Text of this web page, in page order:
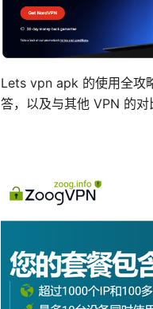
Lets vpn apk 的使用全攻
答，以及与其他 VPN 的